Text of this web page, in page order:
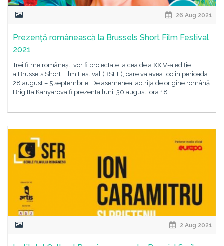
26 Aug 2021
Prezență românească la Brussels Short Film Festival
2021
Trei filme românești vor fi proiectate la cea de a XXIV-a ediție
a Brussels Short Film Festival (BSFF), care va avea loc în perioada
28 august – 5 septembrie. De asemenea, actrița de origine română
Brigitta Kanyarova fi prezentă luni, 30 august, ora 18.
2 Aug 2021